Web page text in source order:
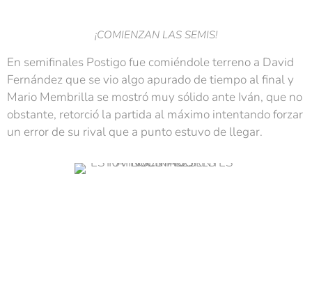
¡COMIENZAN LAS SEMIS!
En semifinales Postigo fue comiéndole terreno a David
Fernández que se vio algo apurado de tiempo al final y
Mario Membrilla se mostró muy sólido ante Iván, que no
obstante, retorció la partida al máximo intentando forzar
un error de su rival que a punto estuvo de llegar.